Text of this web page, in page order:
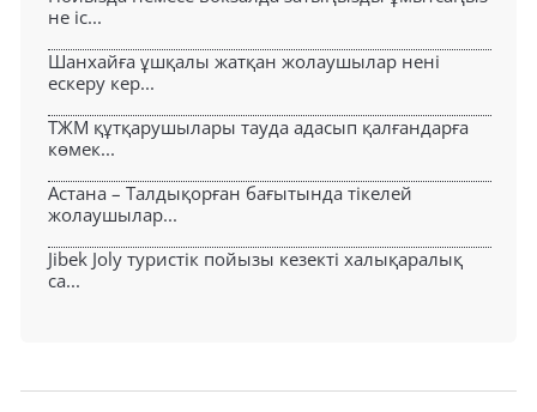
не іс...
Шанхайға ұшқалы жатқан жолаушылар нені
ескеру кер...
ТЖМ құтқарушылары тауда адасып қалғандарға
көмек...
Астана – Талдықорған бағытында тікелей
жолаушылар...
Jibek Joly туристік пойызы кезекті халықаралық
са...